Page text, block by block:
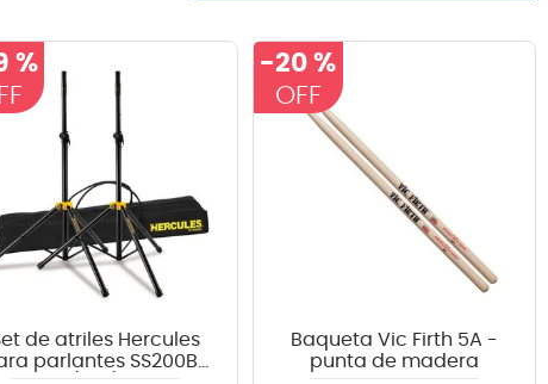
%
de atriles Hercules
parlantes SS200BB
-20 %
Baqueta Vic Firth 5A -
punta de madera